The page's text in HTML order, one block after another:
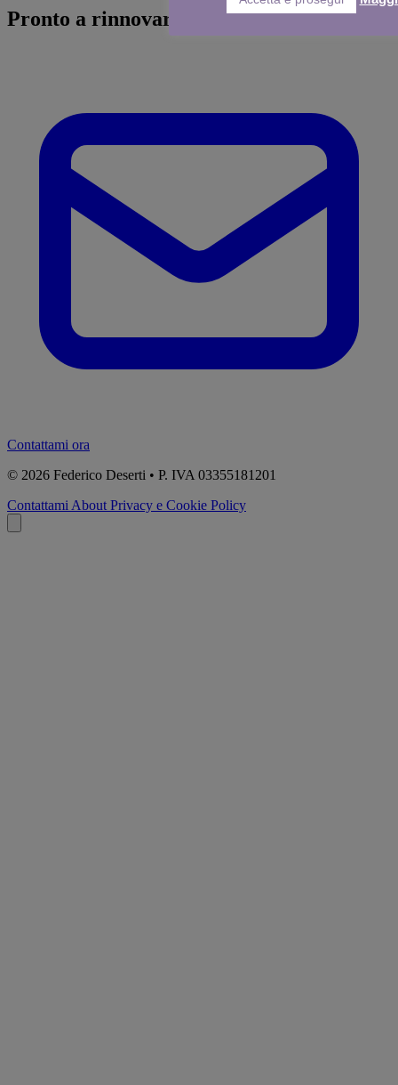
Pronto a rinnovare il tuo sito web?
Contattami ora
© 2026 Federico Deserti • P. IVA 03355181201
Contattami About Privacy e Cookie Policy